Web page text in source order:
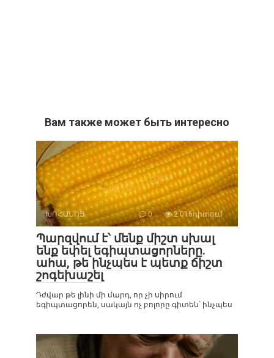
Вам также может быть интересно
ԽՈՀԱՆՈՑ 0 2 016դիտում
Պարզվում է՝ մենք միշտ սխալ
ենք եփել եգիպտացորները.
ահա, թե ինչպես է պետք ճիշտ
շոգեխաշել
Դժվար թե լինի մի մարդ, որ չի սիրում
եգիպտացորեն, սակայն ոչ բոլորը գիտեն՝ ինչպես